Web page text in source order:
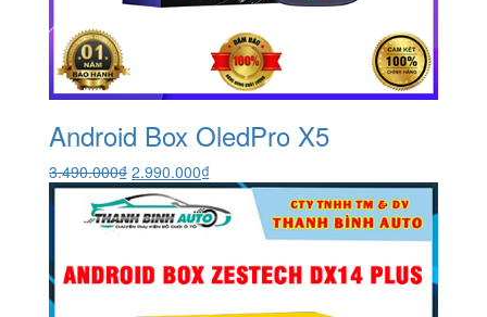
Android Box OledPro X5
3.490.000₫ Giá
gốc
là:
3.490.000₫.
2.990.000₫Giá
hiện
tại